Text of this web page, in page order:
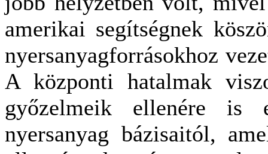
amerikai segítségnek
nyersanyagforrásokhoz
A központi hatalmak
győzelmeik ellenére
nyersanyag bázisaitól,